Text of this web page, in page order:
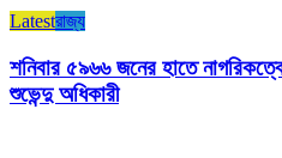
Latestরাজ্য​
শনিবার ৫৯৬৬ জনের হাতে
শুভেন্দু অধিকারী